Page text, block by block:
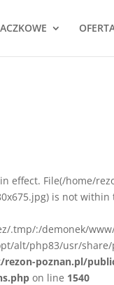
effect. File(/home/
is not
.tmp/:/demonek/
alt/php83/usr/
poznan.pl/
on line 1540